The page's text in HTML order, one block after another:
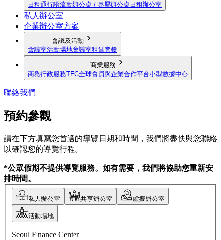
日租通行證流動辦公桌 / 專屬辦公桌 日租辦公室
私人辦公室
企業辦公室方案
會議及活動
會議室活動場地會議室租賃套餐
商業服務
商務行政服務TEC全球會員與企業合作平台小型數據中心
聯絡我們
預約參觀
請在下方填寫您首選的導覽日期和時間，我們將盡快與您聯絡
以確認您的導覽行程。
*公眾假期不提供導覽服務。如有需要，我們將協助您重新安
排時間。
私人辦公室 共享辦公室 虛擬辦公室
活動場地
Seoul Finance Center